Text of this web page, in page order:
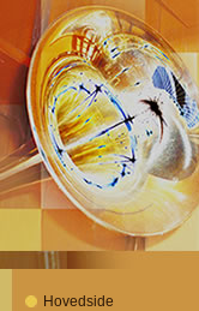
Hovedside